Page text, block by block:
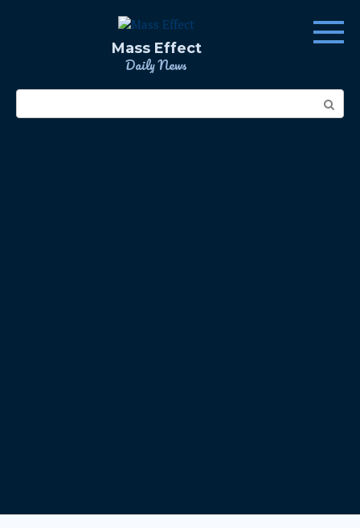
Mass Effect
Daily News
Search: